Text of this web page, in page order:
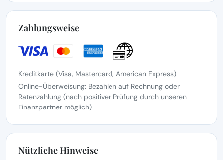
Zahlungsweise
Kreditkarte (Visa, Mastercard, American Express)
Online-Überweisung: Bezahlen auf Rechnung oder
Ratenzahlung (nach positiver Prüfung durch unseren
Finanzpartner möglich)
Nützliche Hinweise